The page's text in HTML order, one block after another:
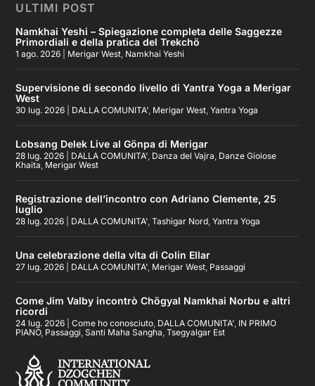
ULTIMI POST
Namkhai Yeshi – Spiegazione completa delle Saggezze
Primordiali e della pratica del Trekchö
1 ago. 2026 Merigar West, Namkhai Yeshi
Supervisione di secondo livello di Yantra Yoga a Merigar
West
30 lug. 2026 DALLA COMUNITA', Merigar West,Yantra Yoga
Lobsang Delek Live al Gönpa di Merigar
28 lug. 2026 DALLA COMUNITA', Danza del Vajra, Danze Gioiose
Khaita, Merigar West
Registrazione dell’incontro con Adriano Clemente, 25
luglio
28 lug. 2026 DALLA COMUNITA',Tashigar Nord,Yantra Yoga
Una celebrazione della vita di Colin Ellar
27 lug. 2026 DALLA COMUNITA', Merigar West, Passaggi
Come Jim Valby incontrò Chögyal Namkhai Norbu e altri
ricordi
24 lug. 2026 |Come ho conosciuto, DALLA COMUNITA', IN PRIMO
PIANO, Passaggi,Santi Maha Sangha,Tsegyalgar Est